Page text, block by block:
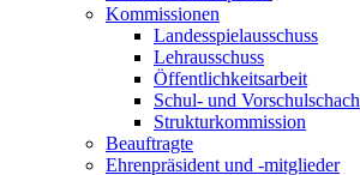
Kommissionen
Landesspielausschuss
Lehrausschuss
Öffentlichkeitsarbeit
Schul- und Vorschulschach
Strukturkommission
Beauftragte
Ehrenpräsident und -mitglieder